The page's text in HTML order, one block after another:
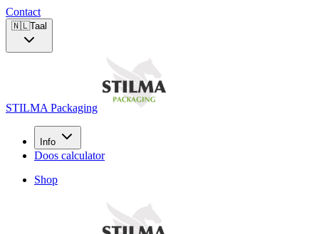
Contact
🇳🇱Taal
STILMA Packaging
Info
Doos calculator
Shop